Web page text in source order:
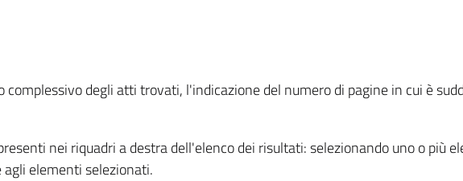
degli atti trovati, l'indicazione del numero di pagine in cui è
nei riquadri a destra dell'elenco dei risultati: selezionando uno o più
elementi selezionati.